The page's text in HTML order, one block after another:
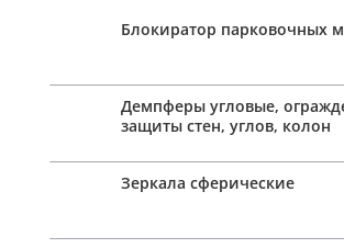
Блокиратор парковочных
Демпферы угловые,
защиты стен, углов, колон
Зеркала сферические